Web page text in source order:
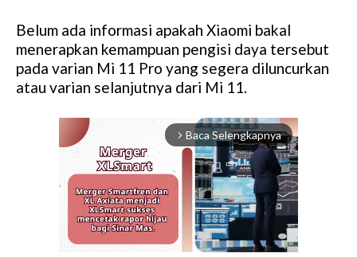
Belum ada informasi apakah Xiaomi bakal
menerapkan kemampuan pengisi daya tersebut
pada varian Mi 11 Pro yang segera diluncurkan
atau varian selanjutnya dari Mi 11.
arrow_forward_ios Baca Selengkapnya